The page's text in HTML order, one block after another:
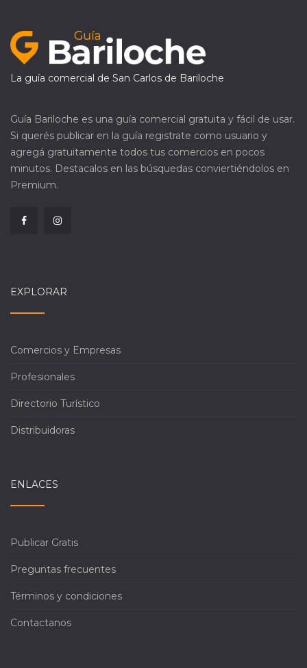
La guía comercial de San Carlos de Bariloche
Guía Bariloche es una guía comercial gratuita y fácil de usar.
Si querés publicar en la guía registrate como usuario y
agregá gratuitamente todos tus comercios en pocos
minutos. Destacalos en las búsquedas conviertiéndolos en
Premium.
EXPLORAR
Comercios y Empresas
Profesionales
Directorio Turístico
Distribuidoras
ENLACES
Publicar Gratis
Preguntas frecuentes
Términos y condiciones
Contactanos